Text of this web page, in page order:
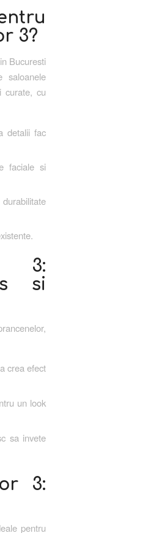
3?
Bucuresti
saloanele
curate, cu
detalii fac
faciale si
3:
si
crea efect
un look
sa invete
3:
pentru